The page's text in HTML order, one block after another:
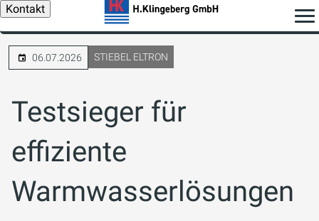
Kontakt
06.07.2026 STIEBEL ELTRON
Testsieger für
effiziente
Warmwasserlösungen